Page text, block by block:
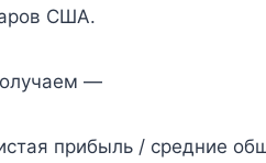
США.
—
прибыль / средние